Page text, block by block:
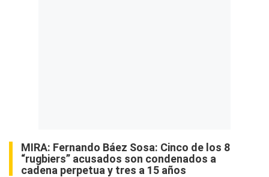
MIRA: Fernando Báez Sosa: Cinco de los 8
“rugbiers” acusados son condenados a
cadena perpetua y tres a 15 años